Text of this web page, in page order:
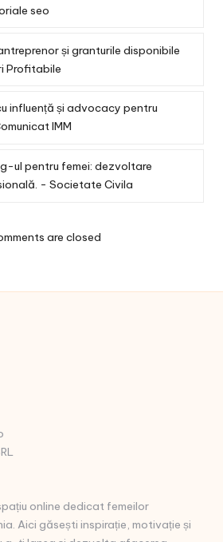
seo
și granturile disponibile
Profitabile
influență și advocacy pentru
IMM
ul pentru femei: dezvoltare
- Societate Civila
are closed
online dedicat femeilor
Aici găsești inspirație, motivație și